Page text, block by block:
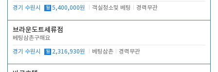
경기 수원시 월 5,400,000원 객실청소및 베팅 경력무관
브라운도트세류점
베팅삼촌구해요
경기 수원시 월 2,316,930원 베팅삼촌 경력무관